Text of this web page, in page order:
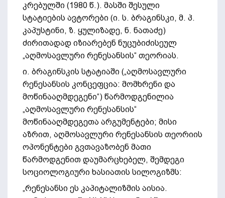
კრებულში (1980 წ.). მასში შესული
სტატიების ავტორები (ი. ს. ბრაგინსკი, მ. პ.
კაპუსტინი, ზ. ყულიზადე, ნ. ნათაძე)
ძირითადად იზიარებენ ნუცუბიძისეულ
„აღმოსავლური რენესანსის“ თეორიას.
ი. ბრაგინსკის სტატიაში („აღმოსავლური
რენესანსის კონცეფცია: მომხრენი და
მოწინააღმდეგენი“) წარმოდგენილია
„აღმოსავლური რენესანსის“
მოწინააღმდეგეთა არგუმენტები; მისი
აზრით, აღმოსავლური რენესანსის თეორიის
ოპონენტები გვთავაზობენ მათი
წარმოდგენით დაუმარცხებელ, შემდეგი
სოციოლოგიური ხასიათის სილოგიზმს:
„რენესანსი ეს კაპიტალიზმის აისია.